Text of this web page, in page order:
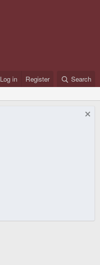
Log in Register Search